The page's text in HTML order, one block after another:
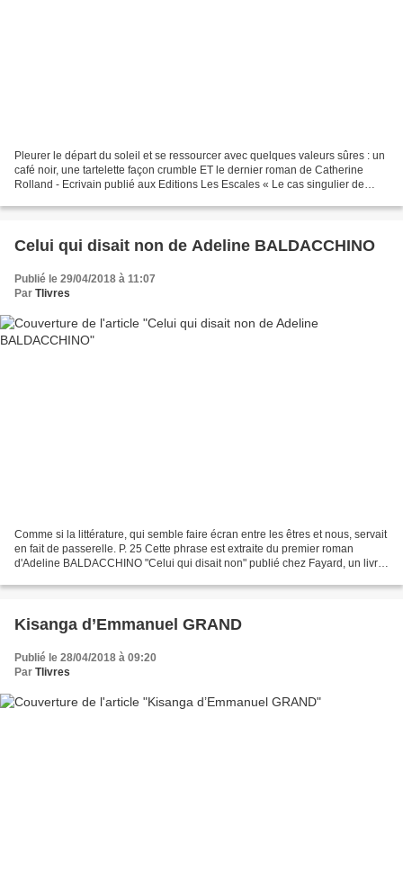
Pleurer le départ du soleil et se ressourcer avec quelques valeurs sûres : un
café noir, une tartelette façon crumble ET le dernier roman de Catherine
Rolland - Ecrivain publié aux Editions Les Escales « Le cas singulier de
Celui qui disait non de Adeline BALDACCHINO
Publié le 29/04/2018 à 11:07
Par Tlivres
Comme si la littérature, qui semble faire écran entre les êtres et nous, servait
en fait de passerelle. P. 25 Cette phrase est extraite du premier roman
d'Adeline BALDACCHINO "Celui qui disait non" publié chez Fayard, un livre
Kisanga d’Emmanuel GRAND
Publié le 28/04/2018 à 09:20
Par Tlivres